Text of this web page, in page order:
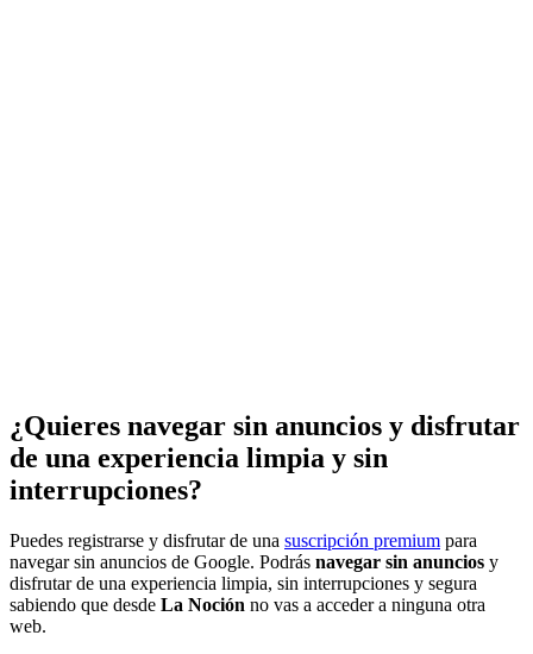
¿Quieres navegar sin anuncios y disfrutar
de una experiencia limpia y sin
interrupciones?
Puedes registrarse y disfrutar de una suscripción premium para
navegar sin anuncios de Google. Podrás navegar sin anuncios y
disfrutar de una experiencia limpia, sin interrupciones y segura
sabiendo que desde La Noción no vas a acceder a ninguna otra
web.